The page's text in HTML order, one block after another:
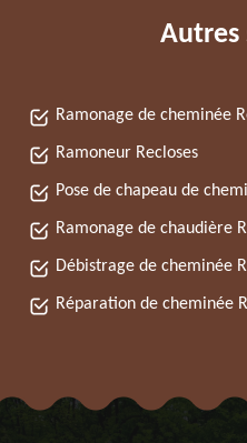
Autres
Ramonage de cheminée
Ramoneur Recloses
Pose de chapeau de
Ramonage de chaudière
Débistrage de cheminée
Réparation de cheminée